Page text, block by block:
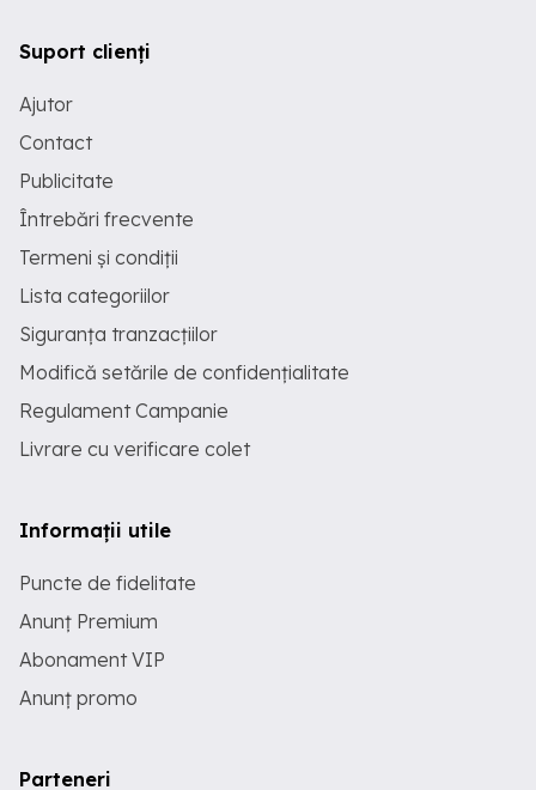
Suport clienți
Ajutor
Contact
Publicitate
Întrebări frecvente
Termeni și condiții
Lista categoriilor
Siguranța tranzacțiilor
Modifică setările de confidențialitate
Regulament Campanie
Livrare cu verificare colet
Informații utile
Puncte de fidelitate
Anunț Premium
Abonament VIP
Anunț promo
Parteneri